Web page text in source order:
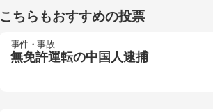
こちらもおすすめの投票
事件・事故
無免許運転の中国人逮捕